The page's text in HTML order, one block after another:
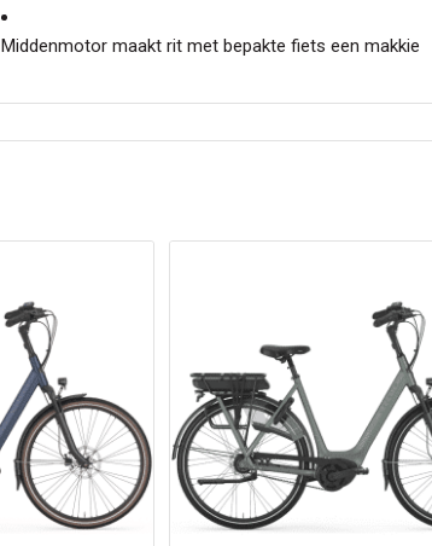
Middenmotor maakt rit met bepakte fiets een makkie